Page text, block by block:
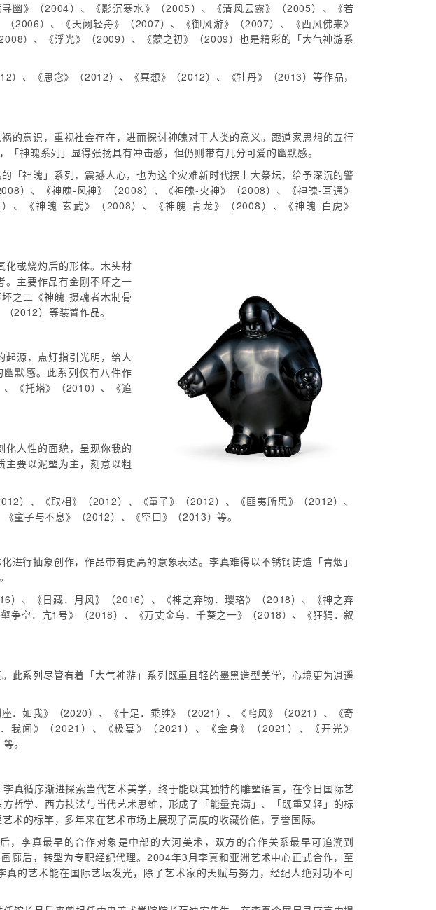
幽》（2004）、《影沉寒水》（2005）、《清风云露》（2005）、《若
2006）、《天阙轻舟》（2007）、《御风游》（2007）、《西风佛来》
）、《浮光》（2009）、《蒙之初》（2009）也是精彩的「大气神游系
、《思念》（2012）、《冥想》（2012）、《牡丹》（2013）等作品，
的意识，重视社会存在，进而探讨神魄对于人类的意义。跟道家思想的五行
神魄系列」显得张扬具有冲击感，但仍则带有几分可爱的幽默感。
「神魄」系列，震撼人心，也为这个灾难新时代摆上大祭坛，给予深沉的警
）、《神魄-风神》（2008）、《神魄-火神》（2008）、《神魄-耳通》
、《神魄-玄武》（2008）、《神魄-青龙》（2008）、《神魄-白虎》
化或烧灼后的形体。木头材
。主要作品有金刚不坏之一
之二《神魄-摄魂者木制骨
2012）等装置作品。
起源，点灯指引光明，给人
默感。此系列仅有八件作
《托塔》（2010）、《追
化人性的面貌，呈现你我的
主要以泥塑为主，刻意以粗
）、《取相》（2012）、《童子》（2012）、《匪夷所思》（2012）、
童子与不息》（2012）、《空口》（2013）等。
行抽象创作，作品带有更高的意象表达。李真难得以不锈钢铸造「青烟」
、《日藏．月风》（2016）、《神之弃物．璎珞》（2018）、《神之弃
空．亢1号》（2018）、《万丈金乌．千葵之一》（2018）、《狂狷．叙
此系列尽管有着「大气神游」系列既重且轻的墨黑造型美学，心境更为逍遥
．如我》（2020）、《十足．乘胜》（2021）、《咤风》（2021）、《奇
闻》（2021）、《极宴》（2021）、《金身》（2021）、《开光》
。
真循序渐进探索当代艺术美学，终于能以其独特的雕塑语言，在今日国际艺
哲学、西方技法与当代艺术思维，形成了「能量充满」、「既重又轻」的标
术的标竿，多年来在艺术市场上展现了高度的收藏价值，享誉国际。
，李真最早的合作对象是中部的大河美术，双方的合作关系最早可追溯到
廊后，转型为专职经纪代理。2004年3月李真和亚洲艺术中心正式合作，至
真的艺术能在国际艺坛发光，除了艺术家的天赋与努力，经纪人绝对功不可